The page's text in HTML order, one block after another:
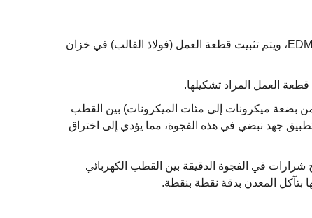
التثبيت والتحديد: يتم تركيب القطب الكهربائي على مغزل آلة EDM، ويتم تثبيت قطعة العمل (فولاذ القالب) في خزان
العمل المراد تشكيلها.
بضعة ميكرونات إلى مئات الميكرونات) بين القطب
جهد نبضي في هذه الفجوة، مما يؤدي إلى اختراق
شرارات في الفجوة الدقيقة بين القطب الكهربائي
بتآكل المعدن بدقة نقطة بنقطة.